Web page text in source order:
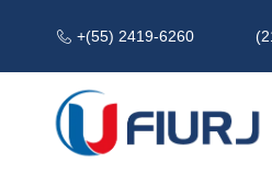
+(55) 2419-6260